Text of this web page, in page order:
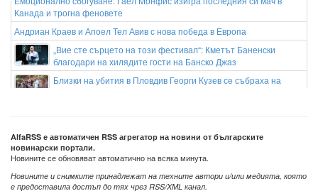
Канада и трогна феновете
Андриан Краев и Апоел Тел Авив с нова победа в Европа
„Вие сте сърцето на този фестивал“: Кметът Баненски
благодари на хилядите гости на Банско Джаз
Близки на убития в Пловдив Георги Кузев се събраха на
AlfaRSS е автоматичен RSS агрегатор на новини от българските
новинарски портали.
Новините се обновяват автоматично на всяка минута.
Новините и снимките принадлежат на техните автори и/или медията, която
е предоставила достъп до тях чрез RSS/XML канал.